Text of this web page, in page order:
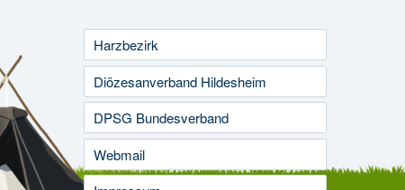
Harzbezirk
Diözesanverband Hildesheim
DPSG Bundesverband
Webmail